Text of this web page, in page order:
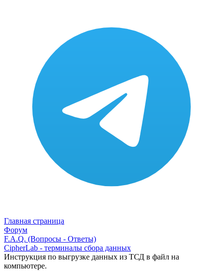
Главная страница
Форум
F.A.Q. (Вопросы - Ответы)
CipherLab - терминалы сбора данных
Инструкция по выгрузке данных из ТСД в файл на
компьютере.